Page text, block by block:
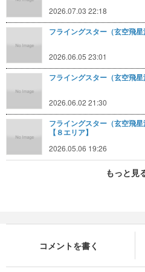
2026.07.03 22:18
フライングスター（玄空飛
2026.06.05 23:01
フライングスター（玄空飛
2026.06.02 21:30
フライングスター（玄空飛
【８エリア】
2026.05.06 19:26
もっと見
コメントを書く